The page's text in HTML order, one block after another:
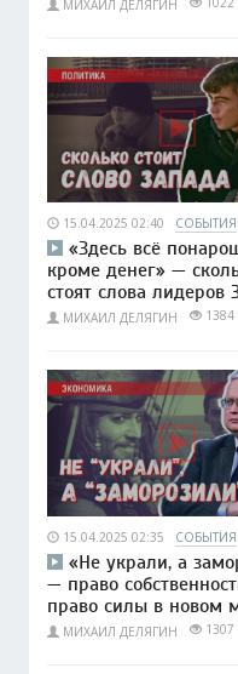
МИХАИЛ ДЕЛЯГИН
15.04.2025 02:40 СОБЫТИЯ
«Здесь всё
кроме денег» —
стоят слова лидеров
МИХАИЛ ДЕЛЯГИН 1384
15.04.2025 02:35 СОБЫТИЯ
«Не украли, а
— право
право силы в новом
МИХАИЛ ДЕЛЯГИН 1307